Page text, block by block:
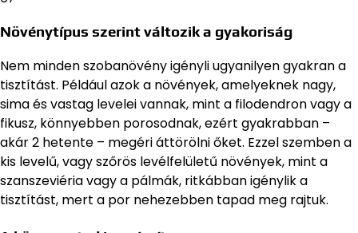
Növénytípus szerint változik a gyakoriság
Nem minden szobanövény igényli ugyanilyen gyakran a
tisztítást. Például azok a növények, amelyeknek nagy,
sima és vastag levelei vannak, mint a filodendron vagy a
fikusz, könnyebben porosodnak, ezért gyakrabban –
akár 2 hetente – megéri áttörölni őket. Ezzel szemben a
kis levelű, vagy szőrös levélfelületű növények, mint a
szanszeviéria vagy a pálmák, ritkábban igénylik a
tisztítást, mert a por nehezebben tapad meg rajtuk.